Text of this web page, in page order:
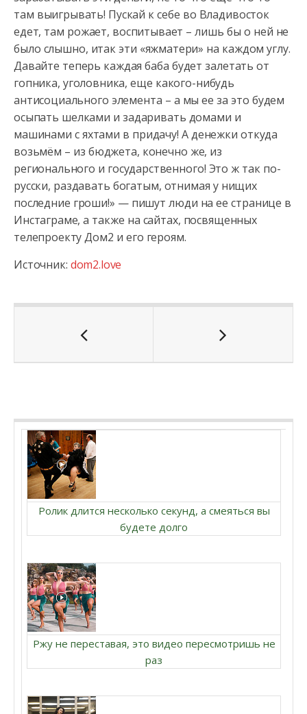
там выигрывать! Пускай к себе во Владивосток
едет, там рожает, воспитывает – лишь бы о ней не
было слышно, итак эти «яжматери» на каждом углу.
Давайте теперь каждая баба будет залетать от
гопника, уголовника, еще какого-нибудь
антисоциального элемента – а мы ее за это будем
осыпать шелками и задаривать домами и
машинами с яхтами в придачу! А денежки откуда
возьмём – из бюджета, конечно же, из
регионального и государственного! Это ж так по-
русски, раздавать богатым, отнимая у нищих
последние гроши!» — пишут люди на ее странице в
Инстаграме, а также на сайтах, посвященных
телепроекту Дом2 и его героям.
Источник: dom2.love
Ролик длится несколько секунд, а смеяться вы
будете долго
Ржу не переставая, это видео пересмотришь не
раз